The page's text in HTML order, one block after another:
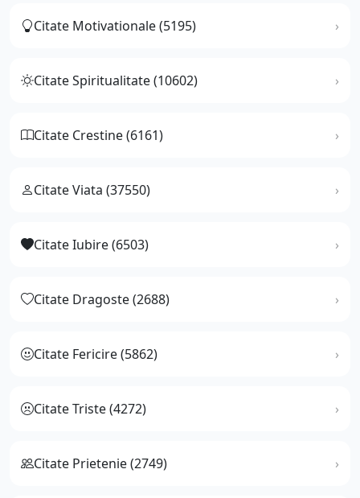
Citate Motivationale (5195)
Citate Spiritualitate (10602)
Citate Crestine (6161)
Citate Viata (37550)
Citate Iubire (6503)
Citate Dragoste (2688)
Citate Fericire (5862)
Citate Triste (4272)
Citate Prietenie (2749)